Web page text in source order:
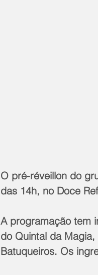
O pré-réveillon do
das 14h, no Doce
A programação tem
do Quintal da
Batuqueiros. Os